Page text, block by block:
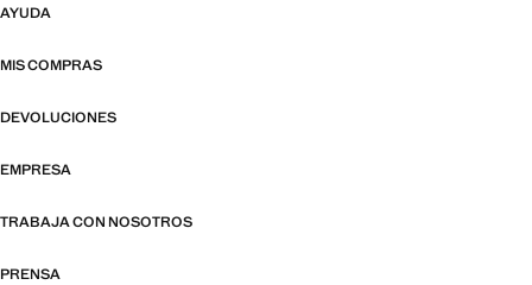
AYUDA
MIS COMPRAS
DEVOLUCIONES
EMPRESA
TRABAJA CON NOSOTROS
PRENSA